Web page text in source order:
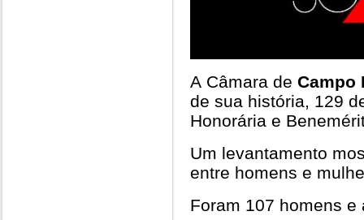
A Câmara de Campo
de sua história, 129
Honorária e
Um levantamento
entre homens e
Foram 107 homens